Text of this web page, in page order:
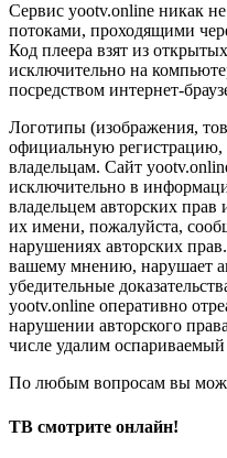
Сервис yootv.online никак
потоками, проходящими
Код плеера взят из
исключительно на
посредством интернет-
Логотипы (изображения,
официальную
владельцам. Сайт
исключительно в
владельцем авторских
их имени, пожалуйста,
нарушениях авторских
вашему мнению, нарушает
убедительные
yootv.online оперативно
нарушении авторского
числе удалим оспариваемый
По любым вопросам вы
ТВ смотрите онлайн!